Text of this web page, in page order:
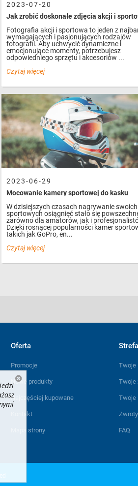
2023-07-20
Fotografia akcji i sportowa to jeden z
wymagających i pasjonujących rodzajów
fotografii. Aby uchwycić dynamiczne i
emocjonujące momenty, potrzebujesz
odpowiedniego sprzętu i akcesoriów ...
Czytaj więcej
2023-06-29
Mocowanie kamery sportowej do kasku
W dzisiejszych czasach nagrywanie swoich
sportowych osiągnięć stało się
zarówno dla amatorów, jak i
Dzięki rosnącej popularności kamer
takich jak GoPro, en...
Czytaj więcej
Oferta
Promocje
Nowe produkty
Najczęściej kupowane
Kontakt
Mapa strony
Twoje
Twoje
Twoje
FAQ